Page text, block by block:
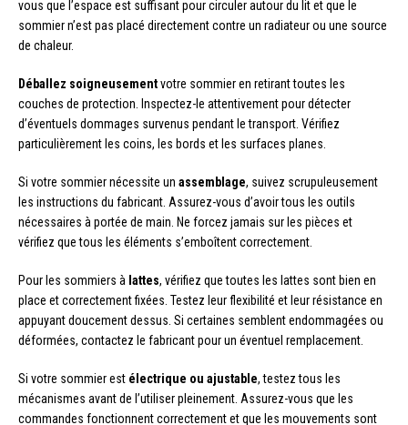
vous que l’espace est suffisant pour circuler autour du lit et que le
sommier n’est pas placé directement contre un radiateur ou une source
de chaleur.
Déballez soigneusementvotre sommier en retirant toutes les
couches de protection. Inspectez-le attentivement pour détecter
d’éventuels dommages survenus pendant le transport. Vérifiez
particulièrement les coins, les bords et les surfaces planes.
Si votre sommier nécessite un assemblage, suivez scrupuleusement
les instructions du fabricant. Assurez-vous d’avoir tous les outils
nécessaires à portée de main. Ne forcez jamais sur les pièces et
vérifiez que tous les éléments s’emboîtent correctement.
Pour les sommiers à lattes, vérifiez que toutes les lattes sont bien en
place et correctement fixées. Testez leur flexibilité et leur résistance en
appuyant doucement dessus. Si certaines semblent endommagées ou
déformées, contactez le fabricant pour un éventuel remplacement.
Si votre sommier est électrique ou ajustable, testez tous les
mécanismes avant de l’utiliser pleinement. Assurez-vous que les
commandes fonctionnent correctement et que les mouvements sont